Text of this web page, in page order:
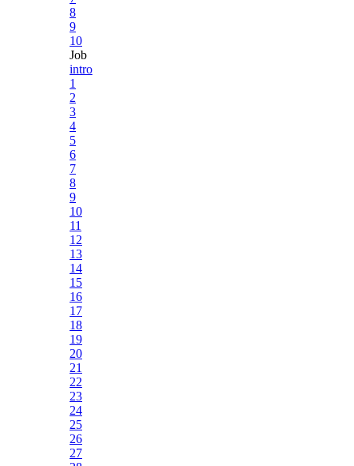
8
9
10
Job
intro
1
2
3
4
5
6
7
8
9
10
11
12
13
14
15
16
17
18
19
20
21
22
23
24
25
26
27